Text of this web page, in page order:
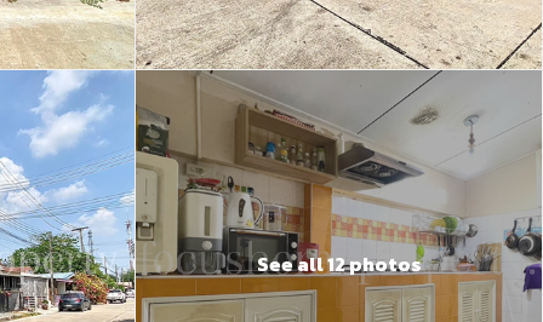
See all 12 photos